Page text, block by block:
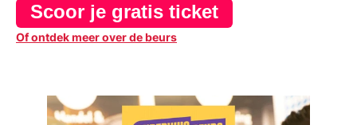
Scoor je gratis ticket
Of ontdek meer over de beurs